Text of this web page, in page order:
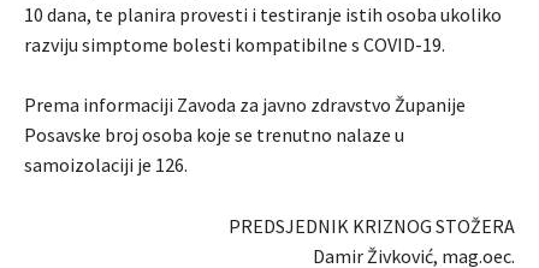
10 dana, te planira provesti i testiranje istih osoba ukoliko
razviju simptome bolesti kompatibilne s COVID-19.
Prema informaciji Zavoda za javno zdravstvo Županije
Posavske broj osoba koje se trenutno nalaze u
samoizolaciji je 126.
PREDSJEDNIK KRIZNOG STOŽERA
Damir Živković, mag.oec.